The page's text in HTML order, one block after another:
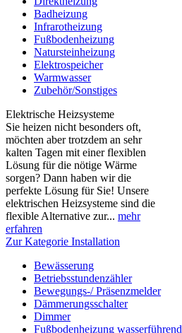
Badheizung
Infrarotheizung
Fußbodenheizung
Natursteinheizung
Elektrospeicher
Warmwasser
Zubehör/Sonstiges
Elektrische Heizsysteme
Sie heizen nicht besonders oft,
möchten aber trotzdem an sehr
kalten Tagen mit einer flexiblen
Lösung für die nötige Wärme
sorgen? Dann haben wir die
perfekte Lösung für Sie! Unsere
elektrischen Heizsysteme sind die
flexible Alternative zur... mehr
erfahren
Zur Kategorie Installation
Bewässerung
Betriebsstundenzähler
Bewegungs-/ Präsenzmelder
Dämmerungsschalter
Dimmer
Fußbodenheizung wasserführend